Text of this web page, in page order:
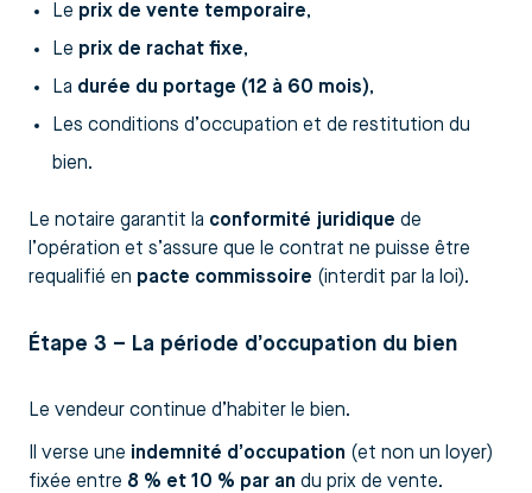
Le prix de vente temporaire,
Le prix de rachat fixe,
La durée du portage (12 à 60 mois),
Les conditions d’occupation et de restitution du
bien.
Le notaire garantit la conformité juridique de
l’opération et s’assure que le contrat ne puisse être
requalifié en pacte commissoire (interdit par la loi).
Étape 3 – La période d’occupation du bien
Le vendeur continue d’habiter le bien.
Il verse une indemnité d’occupation (et non un loyer)
fixée entre 8 % et 10 % par an du prix de vente.